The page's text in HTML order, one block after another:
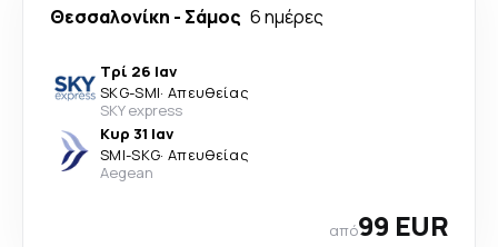
Θεσσαλονίκη - Σάμος 6 ημέρες
Τρί 26 Ιαν
SKG-SMI· Απευθείας
SKY express
Κυρ 31 Ιαν
SMI-SKG· Απευθείας
Aegean
από99 EUR